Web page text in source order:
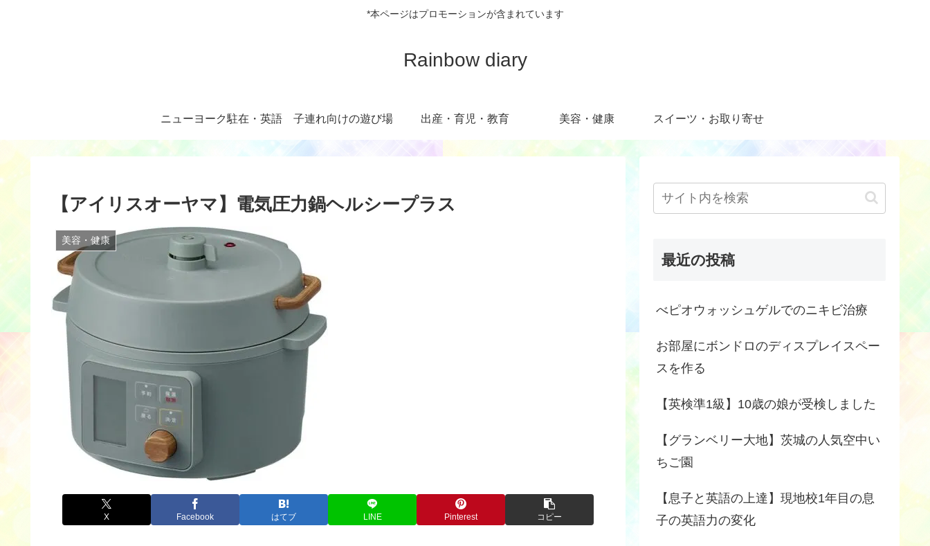
*本ページはプロモーションが含まれています
Rainbow diary
ニューヨーク駐在・英語 子連れ向けの遊び場 出産・育児・教育 美容・健康 スイーツ・お取り寄せ
【アイリスオーヤマ】電気圧力鍋ヘルシープラス
美容・健康
X Facebook はてブ LINE Pinterest コピー
最近の投稿
べピオウォッシュゲルでのニキビ治療
お部屋にボンドロのディスプレイスペー
スを作る
【英検準1級】10歳の娘が受検しました
【グランベリー大地】茨城の人気空中い
ちご園
【息子と英語の上達】現地校1年目の息
子の英語力の変化